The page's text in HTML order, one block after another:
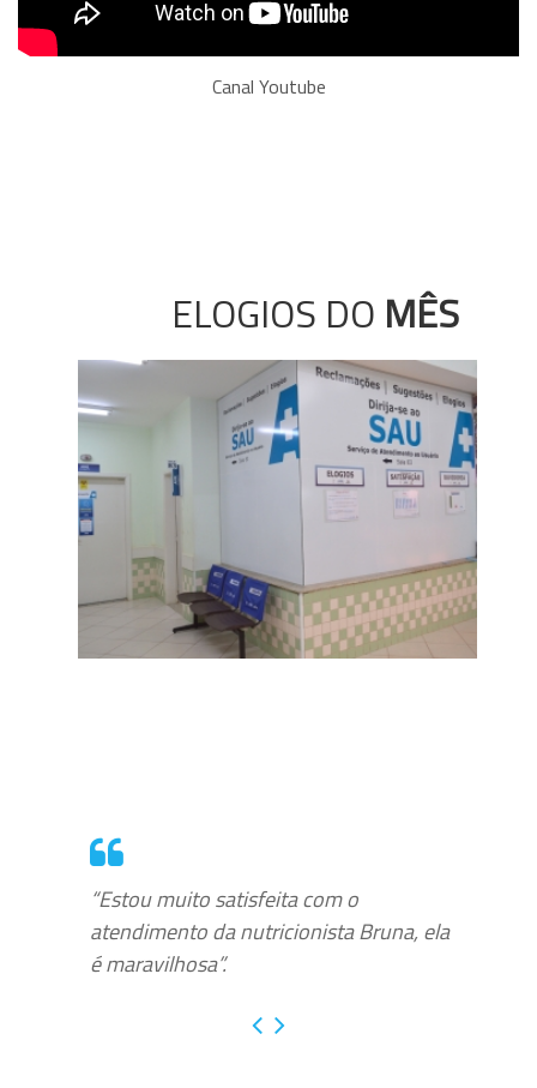
Canal Youtube
ELOGIOS DO MÊS
“Estou muito satisfeita com o
atendimento da nutricionista Bruna, ela
é maravilhosa”.